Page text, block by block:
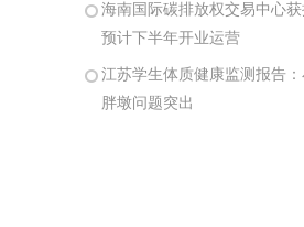
海南国际碳排放权交易中心
预计下半年开业运营
江苏学生体质健康监测报告
胖墩问题突出